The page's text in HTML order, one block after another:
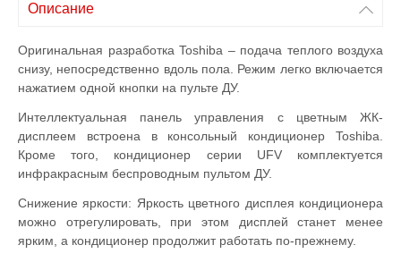
Описание
Оригинальная разработка Toshiba – подача теплого воздуха
снизу, непосредственно вдоль пола. Режим легко включается
нажатием одной кнопки на пульте ДУ.
Интеллектуальная панель управления с цветным ЖК-
дисплеем встроена в консольный кондиционер Toshiba.
Кроме того, кондиционер серии UFV комплектуется
инфракрасным беспроводным пультом ДУ.
Снижение яркости: Яркость цветного дисплея кондиционера
можно отрегулировать, при этом дисплей станет менее
ярким, а кондиционер продолжит работать по-прежнему.